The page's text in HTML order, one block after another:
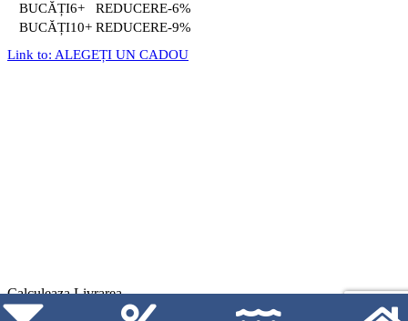
6+
-6%
10+
-9%
Link to: ALEGEȚI UN CADOU
Calculeaza Livrarea